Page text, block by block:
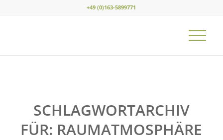
+49 (0)163-5899771
SCHLAGWORTARCHIV
FÜR: RAUMATMOSPHÄRE